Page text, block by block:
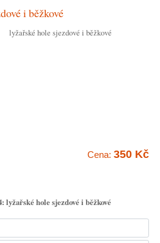
i běžkové
lyžařské hole sjezdové i běžkové
Cena: 350 Kč
lyžařské hole sjezdové i běžkové